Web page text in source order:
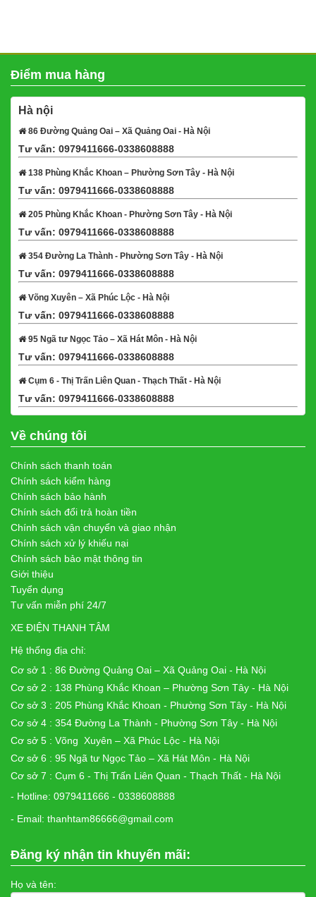
Điểm mua hàng
Hà nội
86 Đường Quảng Oai – Xã Quảng Oai - Hà Nội
Tư vấn: 0979411666-0338608888
138 Phùng Khắc Khoan – Phường Sơn Tây - Hà Nội
Tư vấn: 0979411666-0338608888
205 Phùng Khắc Khoan - Phường Sơn Tây - Hà Nội
Tư vấn: 0979411666-0338608888
354 Đường La Thành - Phường Sơn Tây - Hà Nội
Tư vấn: 0979411666-0338608888
Võng Xuyên – Xã Phúc Lộc - Hà Nội
Tư vấn: 0979411666-0338608888
95 Ngã tư Ngọc Tảo – Xã Hát Môn - Hà Nội
Tư vấn: 0979411666-0338608888
Cụm 6 - Thị Trấn Liên Quan - Thạch Thất - Hà Nội
Tư vấn: 0979411666-0338608888
Về chúng tôi
Chính sách thanh toán
Chính sách kiểm hàng
Chính sách bảo hành
Chính sách đổi trả hoàn tiền
Chính sách vận chuyển và giao nhận
Chính sách xử lý khiếu nại
Chính sách bảo mật thông tin
Giới thiệu
Tuyển dụng
Tư vấn miễn phí 24/7
XE ĐIỆN THANH TÂM
Hệ thống địa chỉ:
Cơ sở 1 : 86 Đường Quảng Oai – Xã Quảng Oai - Hà Nội
Cơ sở 2 : 138 Phùng Khắc Khoan – Phường Sơn Tây - Hà Nội
Cơ sở 3 : 205 Phùng Khắc Khoan - Phường Sơn Tây - Hà Nội
Cơ sở 4 : 354 Đường La Thành - Phường Sơn Tây - Hà Nội
Cơ sở 5 : Võng Xuyên – Xã Phúc Lộc - Hà Nội
Cơ sở 6 : 95 Ngã tư Ngọc Tảo – Xã Hát Môn - Hà Nội
Cơ sở 7 : Cụm 6 - Thị Trấn Liên Quan - Thạch Thất - Hà Nội
- Hotline: 0979411666 - 0338608888
- Email: thanhtam86666@gmail.com
Đăng ký nhận tin khuyến mãi:
Họ và tên: